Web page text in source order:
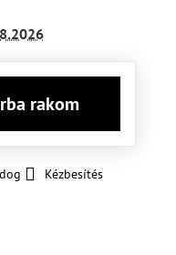
rakom
Kézbesítés